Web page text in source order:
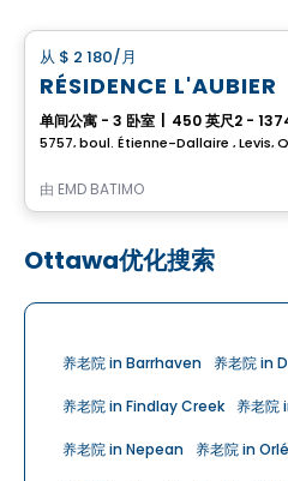
从 $ 2 180/月
RÉSIDENCE L'AUBIER
单间公寓 - 3 卧室 450 英尺2 -
5757, boul. Étienne-Dallaire , Levis,
由 EMD BATIMO
Ottawa优化搜索
养老院 in Barrhaven 养老院 in
养老院 in Findlay Creek 养老院
养老院 in Nepean 养老院 in